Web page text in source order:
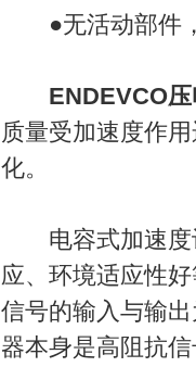
●无活动部件
ENDEVCO
质量受加速度作
化。
电容式加速度
应、环境适应性
信号的输入与输
器本身是高阻抗